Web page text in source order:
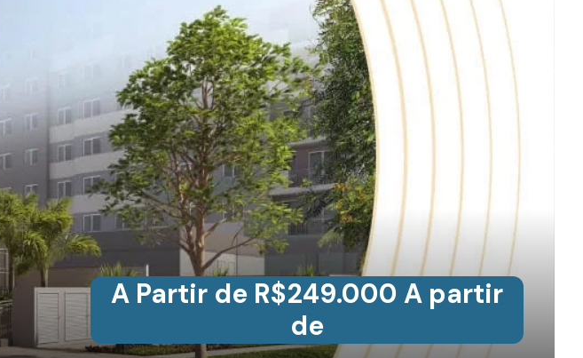
A Partir de R$249.000 A partir
de